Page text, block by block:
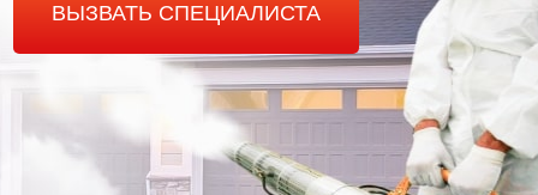
ВЫЗВАТЬ СПЕЦИАЛИСТА